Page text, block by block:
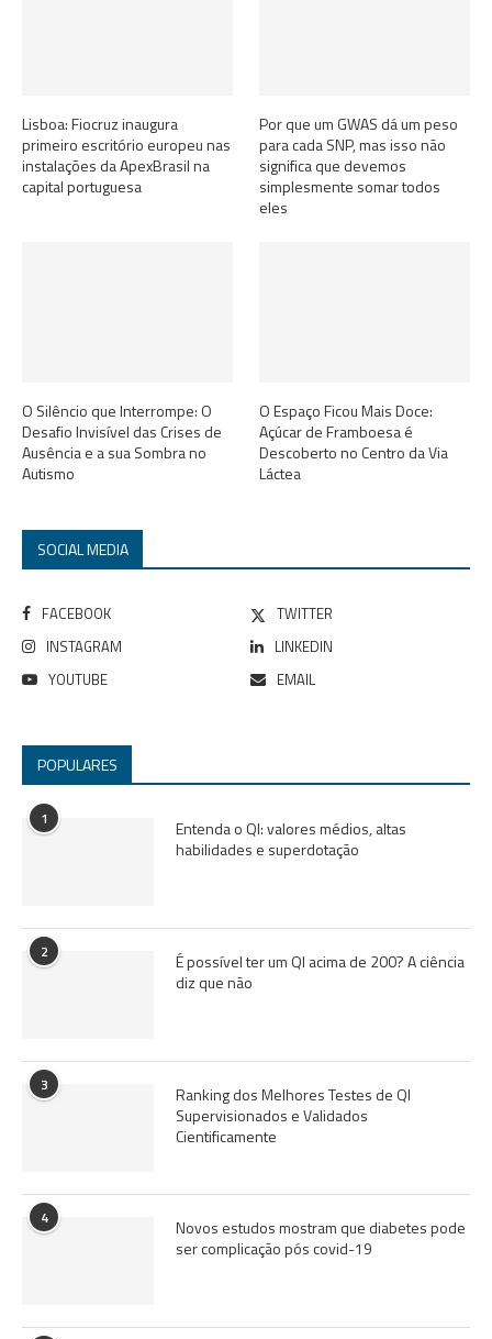
Lisboa: Fiocruz inaugura
primeiro escritório europeu nas
instalações da ApexBrasil na
capital portuguesa
Por que um GWAS dá um peso
para cada SNP, mas isso não
significa que devemos
simplesmente somar todos
eles
O Silêncio que Interrompe: O
Desafio Invisível das Crises de
Ausência e a sua Sombra no
Autismo
O Espaço Ficou Mais Doce:
Açúcar de Framboesa é
Descoberto no Centro da Via
Láctea
SOCIAL MEDIA
FACEBOOK
TWITTER
INSTAGRAM
LINKEDIN
YOUTUBE
EMAIL
POPULARES
1
Entenda o QI: valores médios, altas
habilidades e superdotação
2
É possível ter um QI acima de 200? A ciência
diz que não
3
Ranking dos Melhores Testes de QI
Supervisionados e Validados
Cientificamente
4
Novos estudos mostram que diabetes pode
ser complicação pós covid-19